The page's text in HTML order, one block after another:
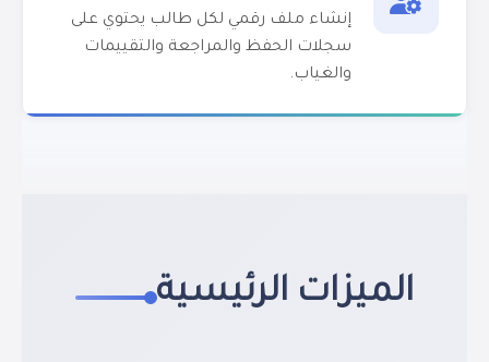
إنشاء ملف رقمي لكل طالب يحتوي على
سجلات الحفظ والمراجعة والتقييمات
والغياب.
الميزات الرئيسية